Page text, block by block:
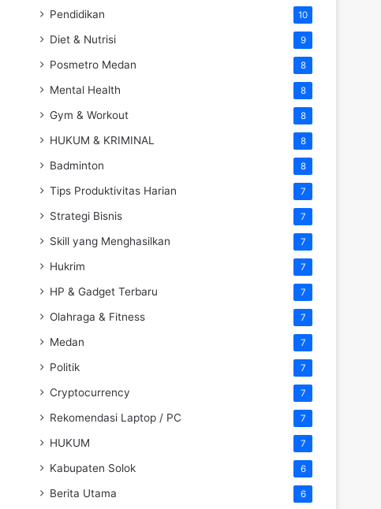
Pendidikan 10
Diet & Nutrisi 9
Posmetro Medan 8
Mental Health 8
Gym & Workout 8
HUKUM & KRIMINAL 8
Badminton 8
Tips Produktivitas Harian 7
Strategi Bisnis 7
Skill yang Menghasilkan 7
Hukrim 7
HP & Gadget Terbaru 7
Olahraga & Fitness 7
Medan 7
Politik 7
Cryptocurrency 7
Rekomendasi Laptop / PC 7
HUKUM 7
Kabupaten Solok 6
Berita Utama 6